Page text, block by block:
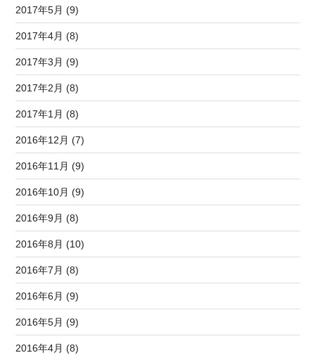
2017年5月 (9)
2017年4月 (8)
2017年3月 (9)
2017年2月 (8)
2017年1月 (8)
2016年12月 (7)
2016年11月 (9)
2016年10月 (9)
2016年9月 (8)
2016年8月 (10)
2016年7月 (8)
2016年6月 (9)
2016年5月 (9)
2016年4月 (8)